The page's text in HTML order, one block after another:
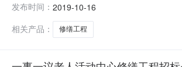
经理涂伦泽证号闽235191908095
发布时间： 2019-10-16
相关产品：
修缮工程